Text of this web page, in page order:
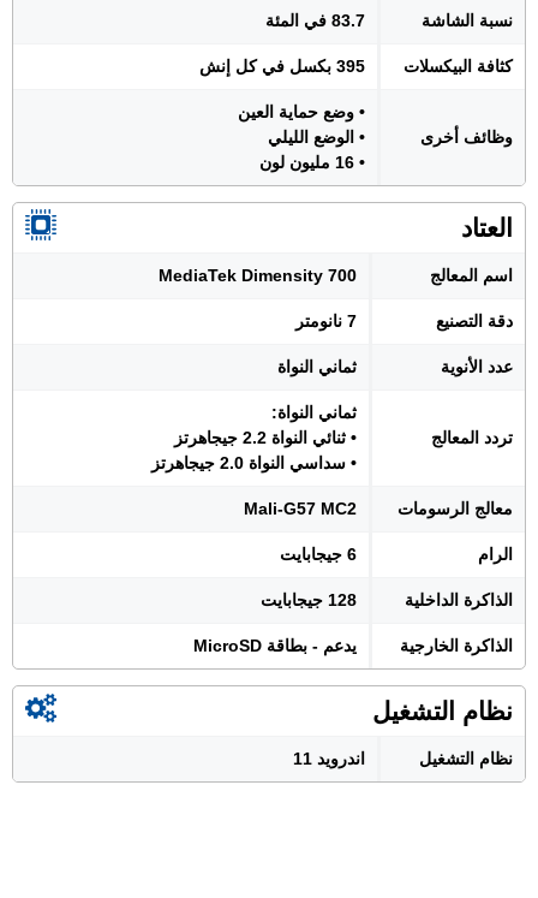
نسبة الشاشة 83.7 في المئة
كثافة البيكسلات 395 بكسل في كل إنش
وظائف أخرى
• وضع حماية العين
• الوضع الليلي
• 16 مليون لون
العتاد
اسم المعالج MediaTek Dimensity 700
دقة التصنيع 7 نانومتر
عدد الأنوية ثماني النواة
تردد المعالج
ثماني النواة:
• ثنائي النواة 2.2 جيجاهرتز
• سداسي النواة 2.0 جيجاهرتز
معالج الرسومات Mali-G57 MC2
الرام 6 جيجابايت
الذاكرة الداخلية 128 جيجابايت
الذاكرة الخارجية يدعم - بطاقة MicroSD
نظام التشغيل
نظام التشغيل اندرويد 11